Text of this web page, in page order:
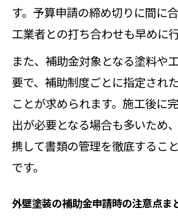
す。予算申請の締め切りに間に
工業者との打ち合わせも早めに
また、補助金対象となる塗料や
要で、補助制度ごとに指定され
ことが求められます。施工後に
出が必要となる場合も多いため
携して書類の管理を徹底するこ
です。
外壁塗装の補助金申請時の注意点ま